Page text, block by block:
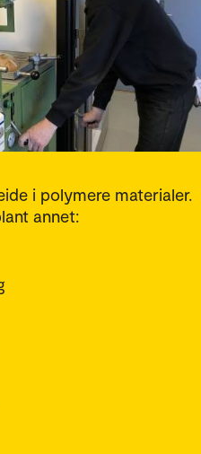
i polymere materialer.
annet: